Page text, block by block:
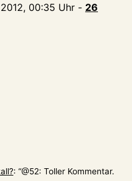
00:35 Uhr - 26
: “@52: Toller Kommentar.